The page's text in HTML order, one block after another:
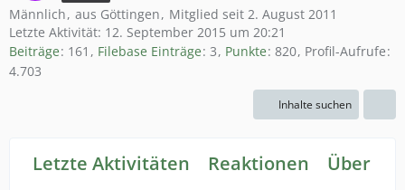
Männlich aus Göttingen
Mitglied seit 2. August 2011
Letzte Aktivität: 12. September 2015 um 20:21
Beiträge 161 Filebase Einträge 3 Punkte 820 Profil-Aufrufe
4.703
Inhalte suchen
Letzte Aktivitäten Reaktionen Über